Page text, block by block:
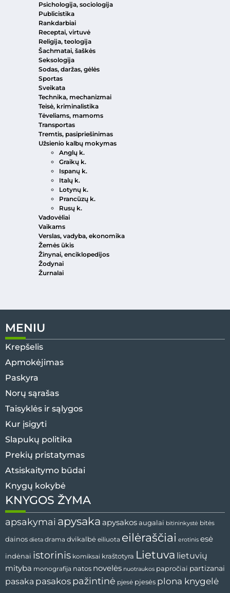
Psichologija, sociologija
Publicistika
Rankdarbiai
Receptai, virtuvė
Religija, teologija
Šachmatai, šaškės
Seksologija
Sodas, daržas, gėlės
Sportas
Sveikata
Technika, mechanizmai
Teisė, kriminalistika
Tėveliams, mamoms
Transportas
Tremtis, pasipriešinimas
Užsienio kalbų mokymas
Anglų k.
Graikų k.
Ispanų k.
Italų k.
Lotynų k.
Prancūzų k.
Rusų k.
Vadovėliai
Vaikams
Verslas, vadyba, ekonomika
Žemės ūkis
Žinynai, enciklopedijos
Žodynai
Žurnalai
MENIU
Krepšelis
Apmokėjimas
Paskyra
Norų sąrašas
Taisyklės ir sąlygos
Kur įsigyti
Slapukų politika
Prekių pristatymas
Atsiskaitymo būdai
Knygų kokybė
KNYGOS ŽYMA
apsakymai apysaka apysakos augalai bitininkystė bitės
dainos dieta drama dvikalbė eiliuota eilėraščiai erotinis esė
indėnai istorinis komiksai kraštotyra Lietuva lietuvių
mityba monografija natos novelės nuotraukos papročiai partizanai
pasaka pasakos pažintinė pjesė pjesės plona knygelė